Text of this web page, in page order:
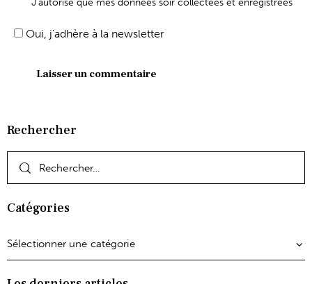
J'autorise que mes données soir collectées et enregistrées
Oui, j'adhère à la newsletter
Rechercher
Catégories